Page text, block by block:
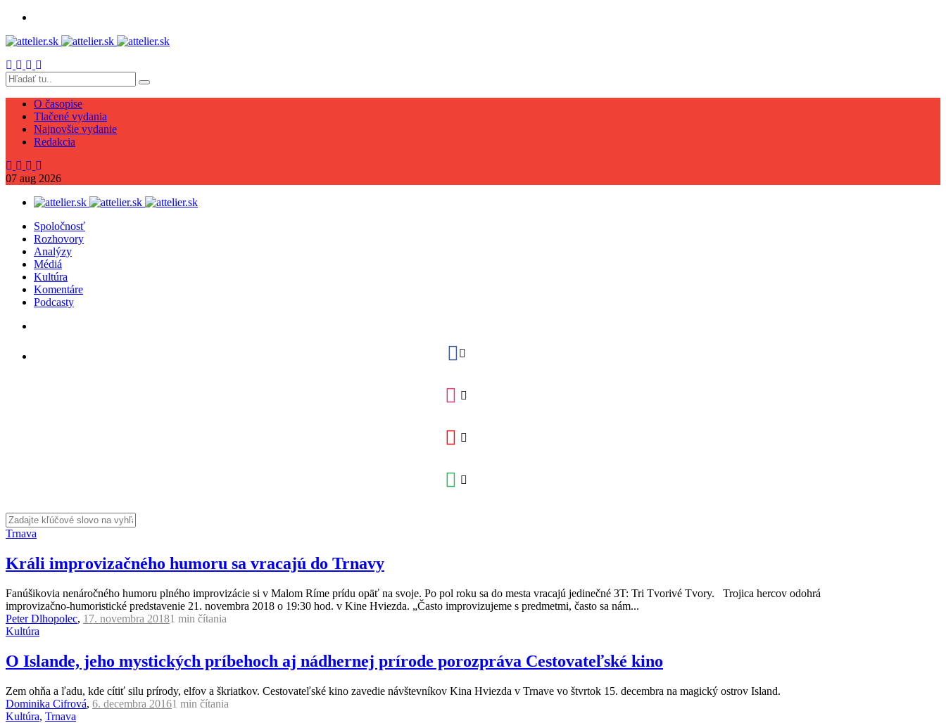
O časopise
Tlačené vydania
Najnovšie vydanie
Redakcia
07 aug 2026
Spoločnosť
Rozhovory
Analýzy
Médiá
Kultúra
Komentáre
Podcasty
Trnava
Králi improvizačného humoru sa vracajú do Trnavy
Fanúšikovia nenáročného humoru plného improvizácie si v Malom Ríme prídu opäť na svoje. Po pol roku sa do mesta vracajú jedinečné 3T: Tri Tvorivé Tvory. Trojica hercov odohrá
improvizačno-humoristické predstavenie 21. novembra 2018 o 19:30 hod. v Kine Hviezda. „Často improvizujeme s predmetmi, často sa nám...
Peter Dlhopolec, 17. novembra 20181 min čítania
Kultúra
O Islande, jeho mystických príbehoch aj nádhernej prírode porozpráva Cestovateľské kino
Zem ohňa a ľadu, kde cítiť silu prírody, elfov a škriatkov. Cestovateľské kino zavedie návštevníkov Kina Hviezda v Trnave vo štvrtok 15. decembra na magický ostrov Island.
Dominika Cifrová, 6. decembra 20161 min čítania
Kultúra, Trnava